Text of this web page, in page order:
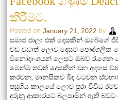
කිරීමට.
Posted on January 21, 2022 by
සමාජ ජාලා එක් දෙසකින් ඔබේගේ
වඩ වඩාත් ලොව දෙසට පෞද්ගලික
විනෝදාංශයන් ලෙසට ඔබව
මෙන්ම තවත් දෙසකින් එන අදහස්
කරවන, මානසිකව බිඳ වටවන
පසුගිය කාලයේ ලොව පුරා විවිධ
දරුනු ආකාරයට බලපාමින් ඇති බවට